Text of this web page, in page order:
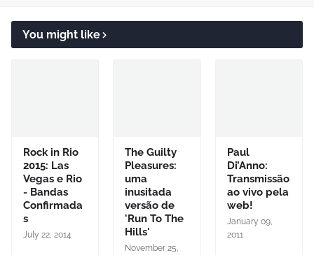
You might like
Rock in Rio
2015: Las
Vegas e Rio
- Bandas
Confirmada
s
July 22, 2014
The Guilty
Pleasures:
uma
inusitada
versão de
'Run To The
Hills'
November 25,
Paul
Di’Anno:
Transmissão
ao vivo pela
web!
January 09,
2011